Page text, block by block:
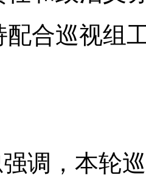
配合巡视组
调，本轮